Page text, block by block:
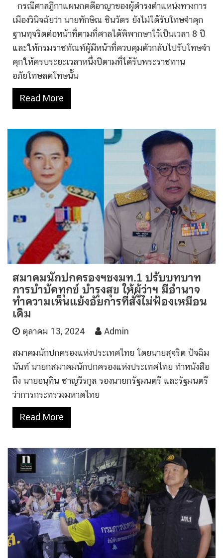
กรณีศาลฎีกาแผนกคดีอาญาของผู้ดำรงตำแหน่งทางการ
เมืองวินิจฉัยว่า นายทักษิณ ชินวัตร ยังไม่ได้รับโทษจำคุก
ฐานทุจริตต่อหน้าที่ตามที่ศาลได้พิพากษาไว้เป็นเวลา 8 ปี
และให้กรมราชทัณฑ์ผู้มีหน้าที่ควบคุมตัวกลับไปรับโทษจำ
คุกให้ครบระยะเวลาหนึ่งปีตามที่ได้รับพระราชทาน
อภัยโทษลดโทษนั้น
Read More
สมาคมนักปกครองฯชงมท.1 ปรับบทบาท
การบำบัดทุกข์ บำรุงสุข ให้ผู้ว่าฯ มีอำนาจ
ทำความเห็นแย้งอัยการที่สั่งไม่ฟ้องเหมือน
เดิม
ตุลาคม 13, 2024 Admin
สมาคมนักปกครองแห่งประเทศไทย โดยนายสุจริต ปัจฉิม
นันท์ นายกสมาคมนักปกครองแห่งประเทศไทย ทำหนังสือ
ถึง นายอนุทิน ชาญวีรกูล รองนายกรัฐมนตรี และรัฐมนตรี
ว่าการกระทรวงมหาดไทย
Read More